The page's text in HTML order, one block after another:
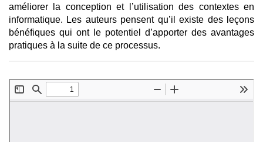
améliorer la conception et l’utilisation des contextes en
informatique. Les auteurs pensent qu’il existe des leçons
bénéfiques qui ont le potentiel d’apporter des avantages
pratiques à la suite de ce processus.